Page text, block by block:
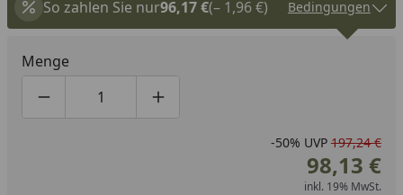
So zahlen Sie nur96,17 €(– 1,96 €) Bedingungen
Menge
Produktmenge um eins verringern
Produktmenge manuell eingeben
Produktmenge um eins erhöhen
-50% UVP 197,24 €
98,13 €
inkl. 19% MwSt.